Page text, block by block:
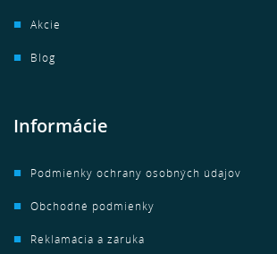
Akcie
Blog
Informácie
Podmienky ochrany osobných údajov
Obchodné podmienky
Reklamácia a záruka